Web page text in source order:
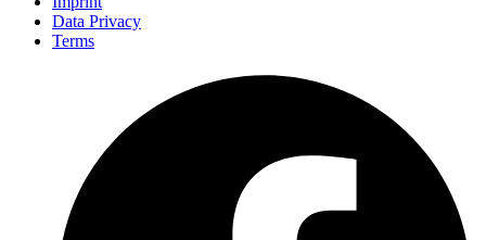
Data Privacy
Terms